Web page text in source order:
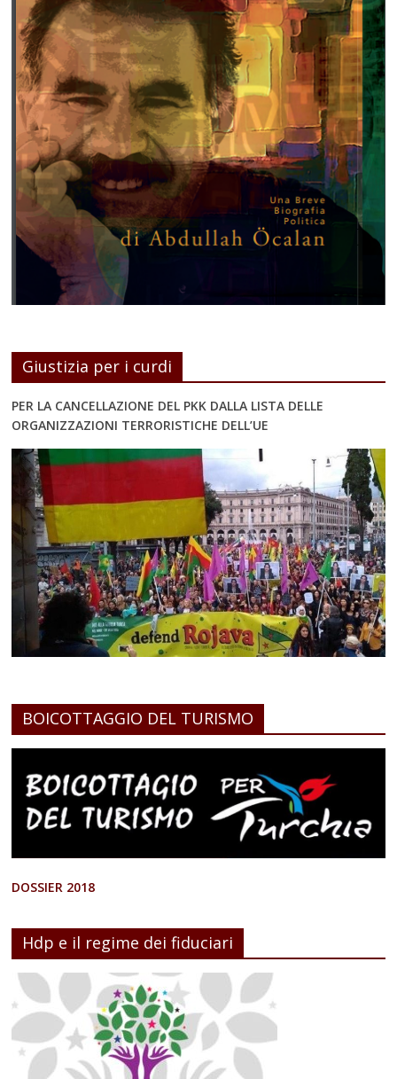
Giustizia per i curdi
PER LA CANCELLAZIONE DEL PKK DALLA LISTA DELLE
ORGANIZZAZIONI TERRORISTICHE DELL’UE
BOICOTTAGGIO DEL TURISMO
DOSSIER 2018
Hdp e il regime dei fiduciari